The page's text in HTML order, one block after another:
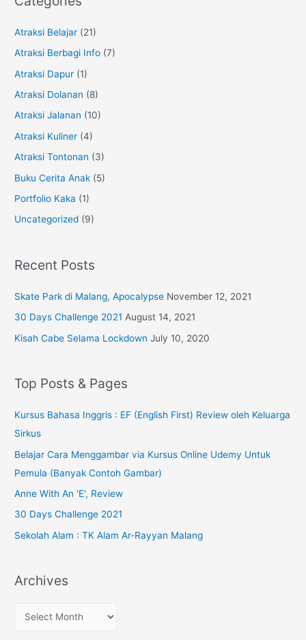
Buat
Paspor.
3
h
f
o
Atraksi Belajar (21)
Atraksi Berbagi Info (7)
Atraksi Dapur (1)
Atraksi Dolanan (8)
Atraksi Jalanan (10)
Atraksi Kuliner (4)
Atraksi Tontonan (3)
Buku Cerita Anak (5)
Portfolio Kaka (1)
Uncategorized (9)
Recent Posts
Skate Park di Malang, Apocalypse November 12, 2021
30 Days Challenge 2021 August 14, 2021
Kisah Cabe Selama Lockdown July 10, 2020
Top Posts & Pages
Kursus Bahasa Inggris : EF (English First) Review oleh Keluarga
Sirkus
Belajar Cara Menggambar via Kursus Online Udemy Untuk
Pemula (Banyak Contoh Gambar)
Anne With An 'E', Review
30 Days Challenge 2021
Sekolah Alam : TK Alam Ar-Rayyan Malang
Archives